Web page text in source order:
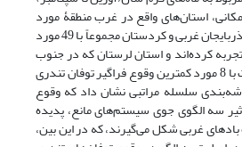
استان‌های واقع در غرب منطقۀ مورد
مطالعه شامل استان‌های آذربایجان غربی و کردستان مجموعاً با 49 مورد
کرده‌اند و استان لرستان که در جنوب
این منطقه واقع شده است با 8 مورد کمترین وقوع فراگیر توفان تندری
سلسله مراتبی نشان داد که وقوع
سه الگوی جوی سیستم‌های مانع، پدیده
غربی شکل می‌گیرند، که در این بین،